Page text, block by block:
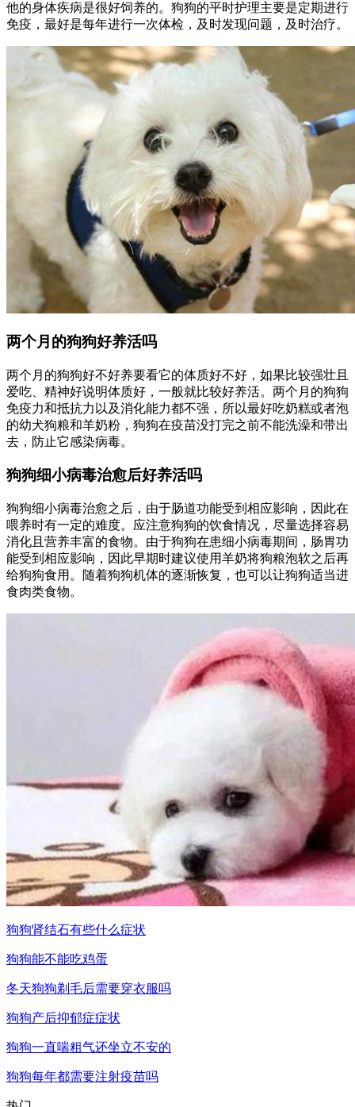
他的身体疾病是很好饲养的。狗狗的平时护理主要是定期进行
免疫，最好是每年进行一次体检，及时发现问题，及时治疗。
两个月的狗狗好养活吗
两个月的狗狗好不好养要看它的体质好不好，如果比较强壮且
爱吃、精神好说明体质好，一般就比较好养活。两个月的狗狗
免疫力和抵抗力以及消化能力都不强，所以最好吃奶糕或者泡
的幼犬狗粮和羊奶粉，狗狗在疫苗没打完之前不能洗澡和带出
去，防止它感染病毒。
狗狗细小病毒治愈后好养活吗
狗狗细小病毒治愈之后，由于肠道功能受到相应影响，因此在
喂养时有一定的难度。应注意狗狗的饮食情况，尽量选择容易
消化且营养丰富的食物。由于狗狗在患细小病毒期间，肠胃功
能受到相应影响，因此早期时建议使用羊奶将狗粮泡软之后再
给狗狗食用。随着狗狗机体的逐渐恢复，也可以让狗狗适当进
食肉类食物。
狗狗肾结石有些什么症状
狗狗能不能吃鸡蛋
冬天狗狗剃毛后需要穿衣服吗
狗狗产后抑郁症症状
狗狗一直喘粗气还坐立不安的
狗狗每年都需要注射疫苗吗